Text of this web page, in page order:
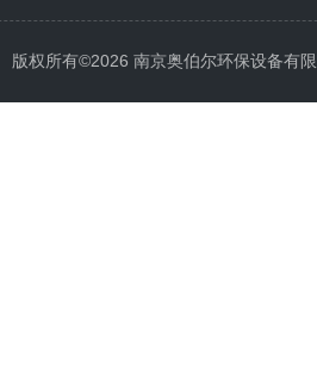
版权所有©2026 南京奥伯尔环保设备有